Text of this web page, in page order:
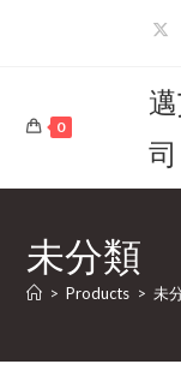
0
司
未分類
> Products > 未